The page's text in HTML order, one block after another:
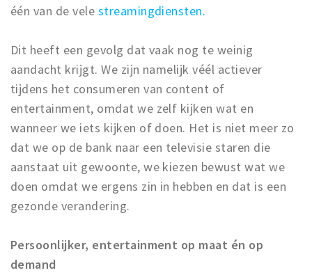
één van de vele streamingdiensten.
Dit heeft een gevolg dat vaak nog te weinig
aandacht krijgt. We zijn namelijk véél actiever
tijdens het consumeren van content of
entertainment, omdat we zelf kijken wat en
wanneer we iets kijken of doen. Het is niet meer zo
dat we op de bank naar een televisie staren die
aanstaat uit gewoonte, we kiezen bewust wat we
doen omdat we ergens zin in hebben en dat is een
gezonde verandering.
Persoonlijker, entertainment op maat én op
demand